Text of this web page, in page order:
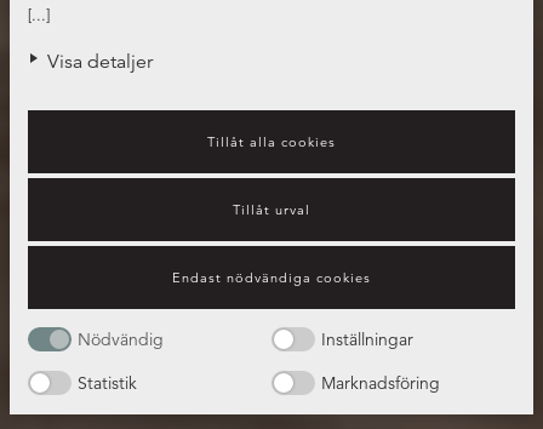
[...]
Dessa kan i sin tur kombinera informationen med annan information
använt deras tjänster.
Visa detaljer
Tillåt alla cookies
Tillåt urval
Endast nödvändiga cookies
Nödvändig
Inställningar
Statistik
Marknadsföring